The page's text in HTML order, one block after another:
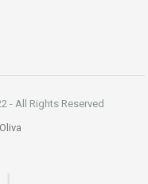
- All Rights Reserved